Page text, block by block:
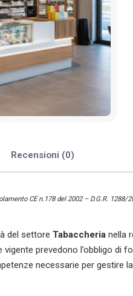
Recensioni (0)
CE n.178 del 2002 – D.G.R.
del settore Tabaccheria nella
prevedono l’obbligo
necessarie per